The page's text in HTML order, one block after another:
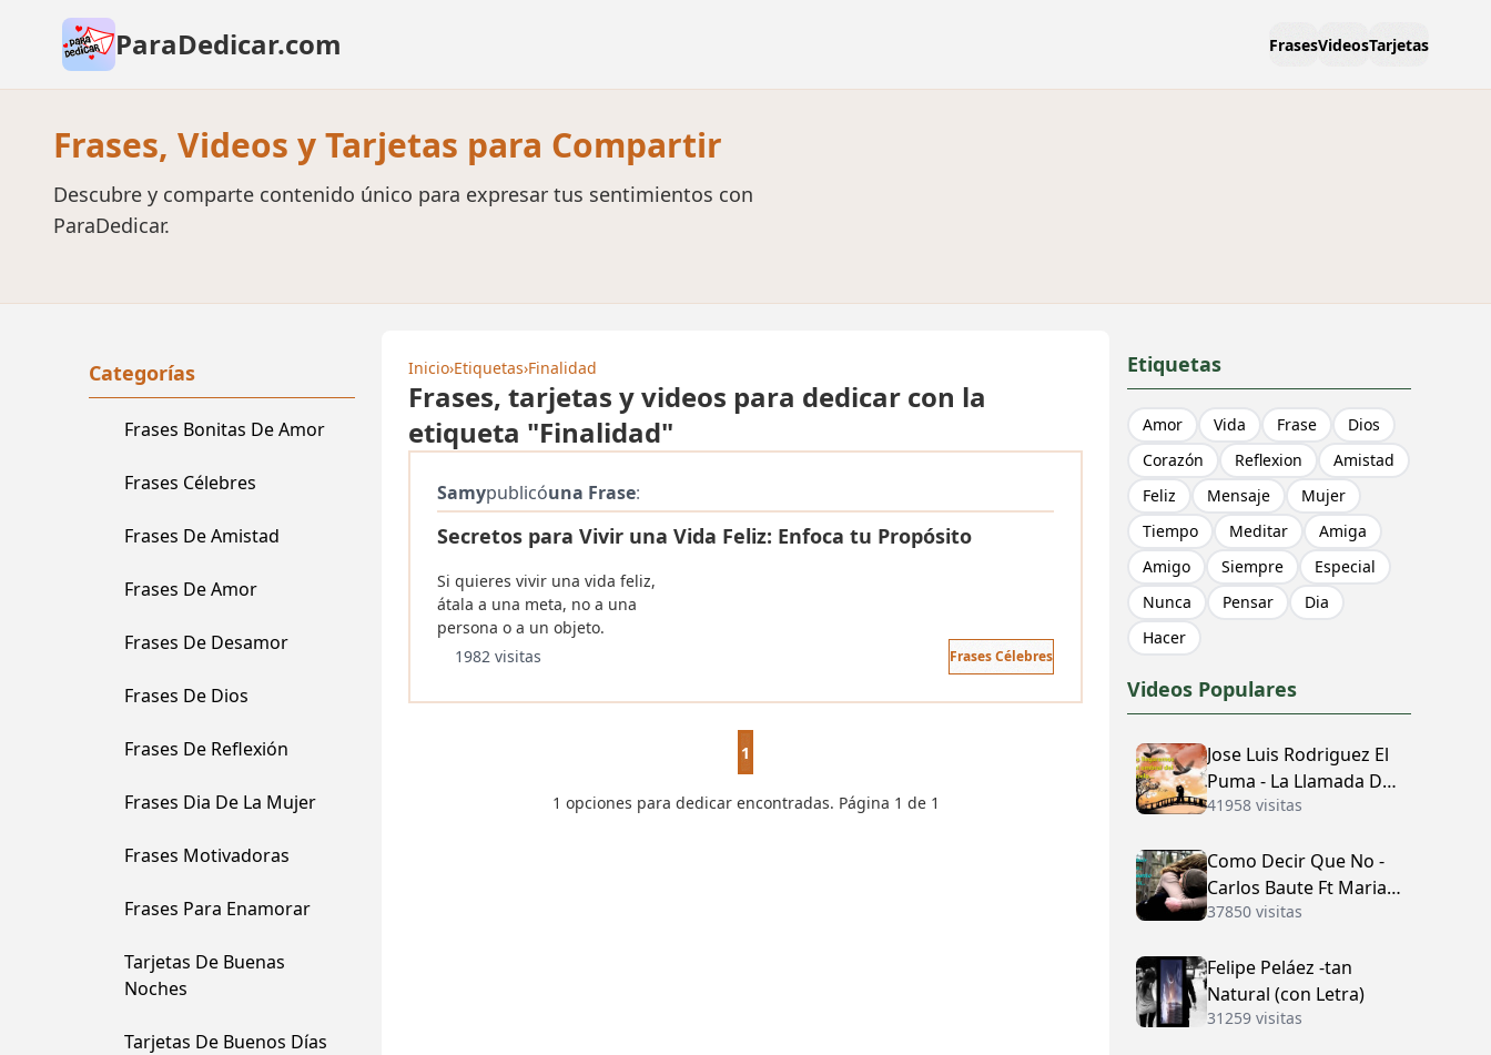
ParaDedicar.com FrasesVideosTarjetas
Frases, Videos y Tarjetas para Compartir
Descubre y comparte contenido único para expresar tus sentimientos con
ParaDedicar.
Categorías
Frases Bonitas De Amor
Frases Célebres
Frases De Amistad
Frases De Amor
Frases De Desamor
Frases De Dios
Frases De Reflexión
Frases Dia De La Mujer
Frases Motivadoras
Frases Para Enamorar
Tarjetas De Buenas
Noches
Tarjetas De Buenos Días
Inicio›Etiquetas›Finalidad
Frases, tarjetas y videos para dedicar con la
etiqueta "Finalidad"
Samypublicóuna Frase:
Secretos para Vivir una Vida Feliz: Enfoca tu Propósito
Si quieres vivir una vida feliz,
átala a una meta, no a una
persona o a un objeto.
1982 visitas
Frases Célebres
1
1 opciones para dedicar encontradas. Página 1 de 1
Etiquetas
Amor Vida Frase
Dios
Corazón
Reflexion
Amistad
Feliz
Mensaje
Mujer
Tiempo
Meditar
Amiga
Amigo
Siempre
Especial
Nunca
Pensar
Dia
Hacer
Videos Populares
Jose Luis Rodriguez El
Puma - La Llamada Del
Amor (con Letra)
41958 visitas
Como Decir Que No -
Carlos Baute Ft Maria
José (con Letra)
37850 visitas
Felipe Peláez -tan
Natural (con Letra)
31259 visitas